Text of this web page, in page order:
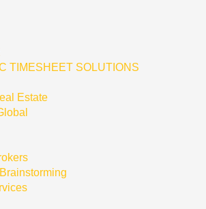
TIMESHEET SOLUTIONS
Estate